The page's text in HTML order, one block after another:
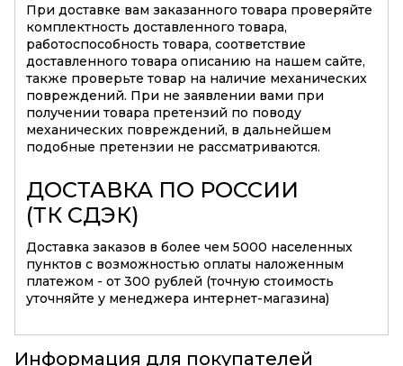
При доставке вам заказанного товара проверяйте
комплектность доставленного товара,
работоспособность товара, соответствие
доставленного товара описанию на нашем сайте,
также проверьте товар на наличие механических
повреждений. При не заявлении вами при
получении товара претензий по поводу
механических повреждений, в дальнейшем
подобные претензии не рассматриваются.
ДОСТАВКА ПО РОССИИ
(ТК СДЭК)
Доставка заказов в более чем 5000 населенных
пунктов с возможностью оплаты наложенным
платежом - от 300 рублей (точную стоимость
уточняйте у менеджера интернет-магазина)
Информация для покупателей